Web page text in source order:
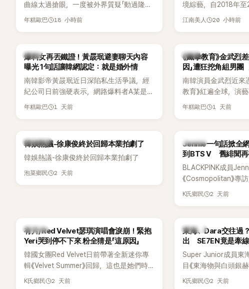
曲線太過搶眼，一度被外界質疑「動過隆乳
手術」，最後甚至被公司安排親上火線，召
口回憶這段「隆乳疑雲黑歷史」，話題再度被
翻出來熱議。 2日播出的 SBS 綜藝節目
《我的經紀人太難搞－秘書鎮》，邀請同時
兼顧工作與育兒的演藝圈代表「媽媽群」
——李智惠、李賢怡、李恩亨，以第13位
合，兩人邊搭車邊聊天，氣氛輕鬆。聊到
最近的新聞，李瑞鎮突然直球發問：「妳不
是上新聞了？說妳去做整形？是人中縮短
手術嗎？」一貫犀利又不留情的問法，讓現
會？」直接點名她當年的風波。李智惠聽了
忍不住笑說：「哥怎麼連這個都知道？」李瑞
鎮則回嘴：「那時候新聞鬧那麼大，不知道
才奇怪吧。」一來一往，氣氛反而更加輕
鬆。 談到當年情況，李智惠終於鬆口坦
言，當時確實被質疑動過隆胸手術。她回
年糕歐巴 18 小時前
境綜藝，自2018年至
由鄭鍾淵PD打造完整
江南美人 20 小時前
韓星
爆料女再丟鐵證！黃晸珉避妻聊天內容
曝光 1句話讓韓網認定：就是婚外情
南韓影帝黃晸珉近日深陷私生活爭議，經
紀公司日前強硬表示，網路爆料者A某是涉
嫌長期跟蹤黃晸珉的嫌疑人，已採取法律
「雙向互動」，並非外界所稱的單方面騷擾。
年糕歐巴 1 天前
韓星
《鐵拳教育》金武烈
因」遭狂挖角組男
南韓演員金武烈近來
教育》紅遍全球，演
被爆出一段鮮為人知
年糕歐巴 1 天前
熱議討論
韓娛熱議-徐康俊終於回歸本業拍劇了
韓娛熱議-徐康俊終於回歸本業拍劇了
泡菜鄉民 2 天前
K-POP
Jennie一句話掀全
到BTS V 舊緋聞再
BLACKPINK成員
《Cosmopolitan》專
Tame Impala合作推
K氏鄉民 2 天前
K-POP
有片/Red Velvet瑟琪演唱會淚崩！緊抱
Yeri哭到停不下來 粉全猜是「這原因」
韓國女團Red Velvet日前帶著全新迷你專
輯《Velvet Summer》回歸，這也是她們時
隔2年再度推出新作品。為慶祝出道12週
K氏鄉民 2 天前
K-POP
東海、Dara交往過
出 SE7EN竟是牽
Super Junior成員東
目《東海物與白頭銀
Dara擔任嘉賓。兩
K氏鄉民 2 天前